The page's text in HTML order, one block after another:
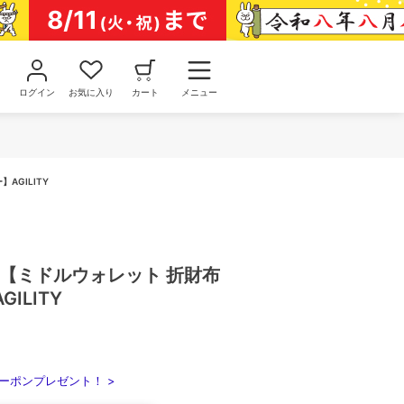
ログイン お気に入り カート メニュー
】AGILITY
ミドルウォレット 折財布
ポンプレゼント！ >